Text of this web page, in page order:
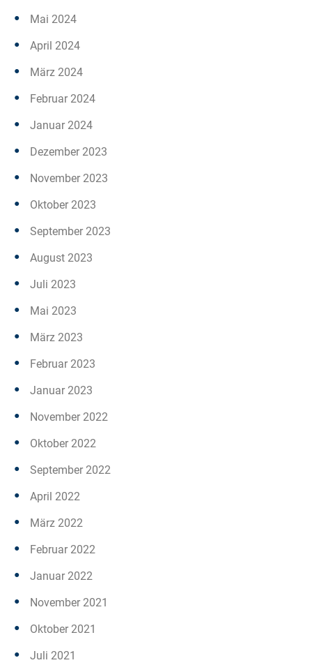
Mai 2024
April 2024
März 2024
Februar 2024
Januar 2024
Dezember 2023
November 2023
Oktober 2023
September 2023
August 2023
Juli 2023
Mai 2023
März 2023
Februar 2023
Januar 2023
November 2022
Oktober 2022
September 2022
April 2022
März 2022
Februar 2022
Januar 2022
November 2021
Oktober 2021
Juli 2021